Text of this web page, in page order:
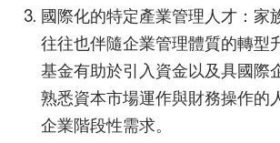
國際化的特定產業管理人才：家
往往也伴隨企業管理體質的轉型
基金有助於引入資金以及具國際
熟悉資本市場運作與財務操作的
企業階段性需求。